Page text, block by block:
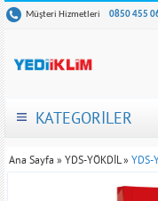
Müşteri Hizmetleri 0850 455
KATEGORİLER
Ana Sayfa » YDS-YÖKDİL » YDS-